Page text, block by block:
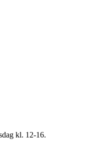
kl. 12-16.